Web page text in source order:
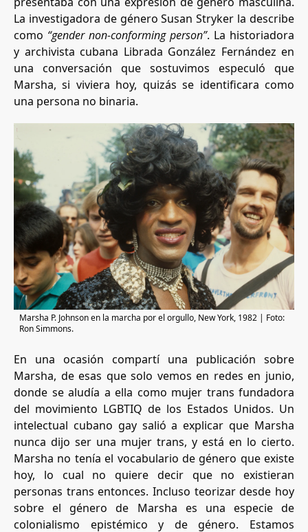
La investigadora de género Susan Stryker la describe
como “gender non-conforming person”. La historiadora
y archivista cubana Librada González Fernández en
una conversación que sostuvimos especuló que
Marsha, si viviera hoy, quizás se identificara como
una persona no binaria.
Marsha P. Johnson en la marcha por el orgullo, New York, 1982 | Foto:
Ron Simmons.
En una ocasión compartí una publicación sobre
Marsha, de esas que solo vemos en redes en junio,
donde se aludía a ella como mujer trans fundadora
del movimiento LGBTIQ de los Estados Unidos. Un
intelectual cubano gay salió a explicar que Marsha
nunca dijo ser una mujer trans, y está en lo cierto.
Marsha no tenía el vocabulario de género que existe
hoy, lo cual no quiere decir que no existieran
personas trans entonces. Incluso teorizar desde hoy
sobre el género de Marsha es una especie de
colonialismo epistémico y de género. Estamos